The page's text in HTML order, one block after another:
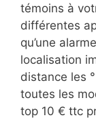
témoins à
différentes
qu’une
localisation
distance les
toutes les
top 10 € ttc